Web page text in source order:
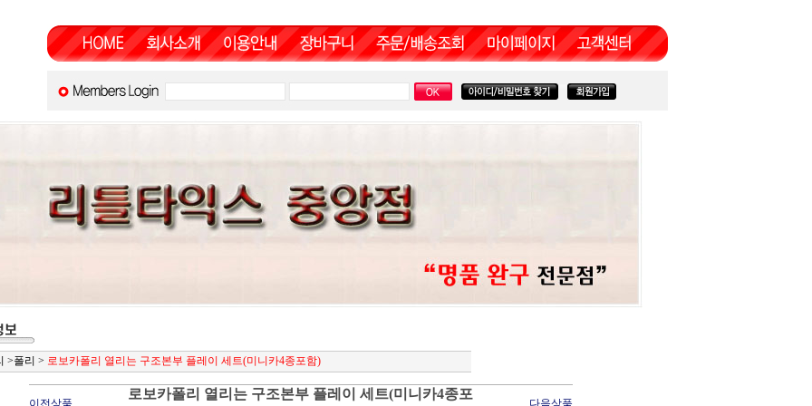
>폴리 > 로보카폴리 열리는 구조본부 플레이 세트(미니카4종포함)
이전상품
로보카폴리 열리는 구조본부 플레이 세트(미니카4종포
다음상품